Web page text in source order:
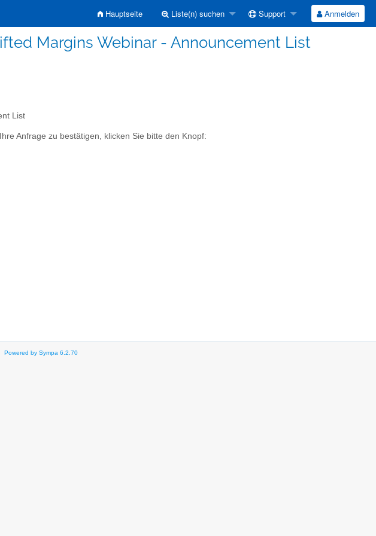
Hauptseite Liste(n) suchen Support Anmelden
Margins Webinar - Announcement List
List
Anfrage zu bestätigen, klicken Sie bitte den Knopf:
Powered by Sympa 6.2.70